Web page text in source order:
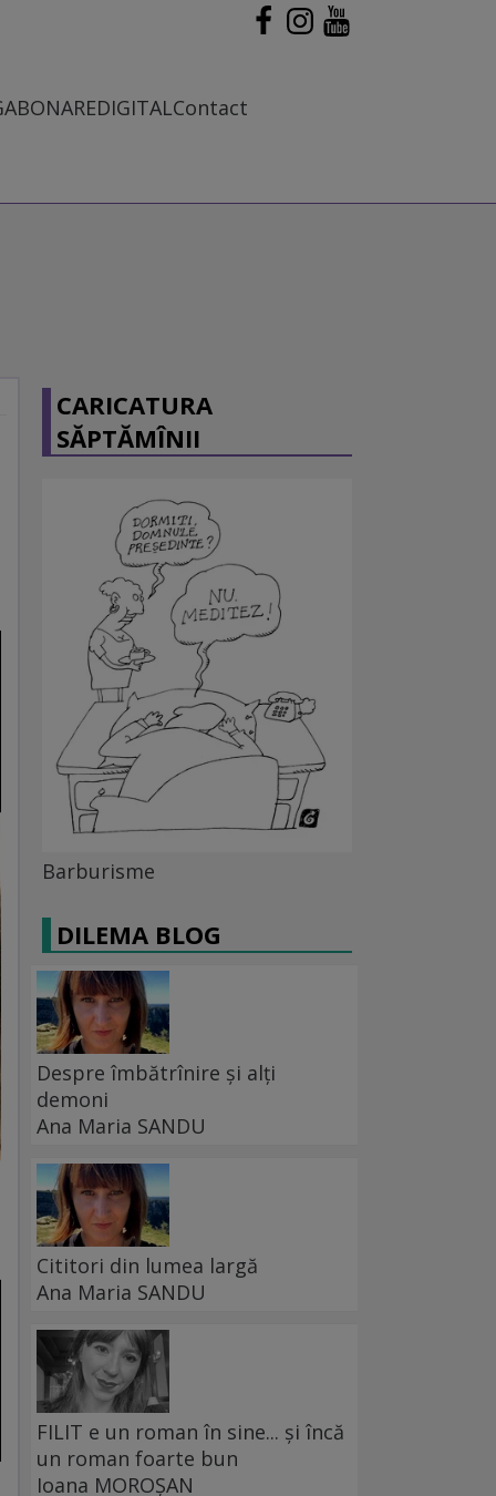
ABONAREDIGITALContact
CARICATURA
SĂPTĂMÎNII
Barburisme
DILEMA BLOG
Despre îmbătrînire și alți
demoni
Ana Maria SANDU
Cititori din lumea largă
Ana Maria SANDU
FILIT e un roman în sine... și încă
un roman foarte bun
Ioana MOROȘAN